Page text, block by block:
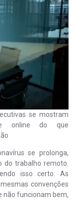
se mostram
online do que
se prolonga,
do trabalho remoto.
isso certo. As
convenções
não funcionam bem,